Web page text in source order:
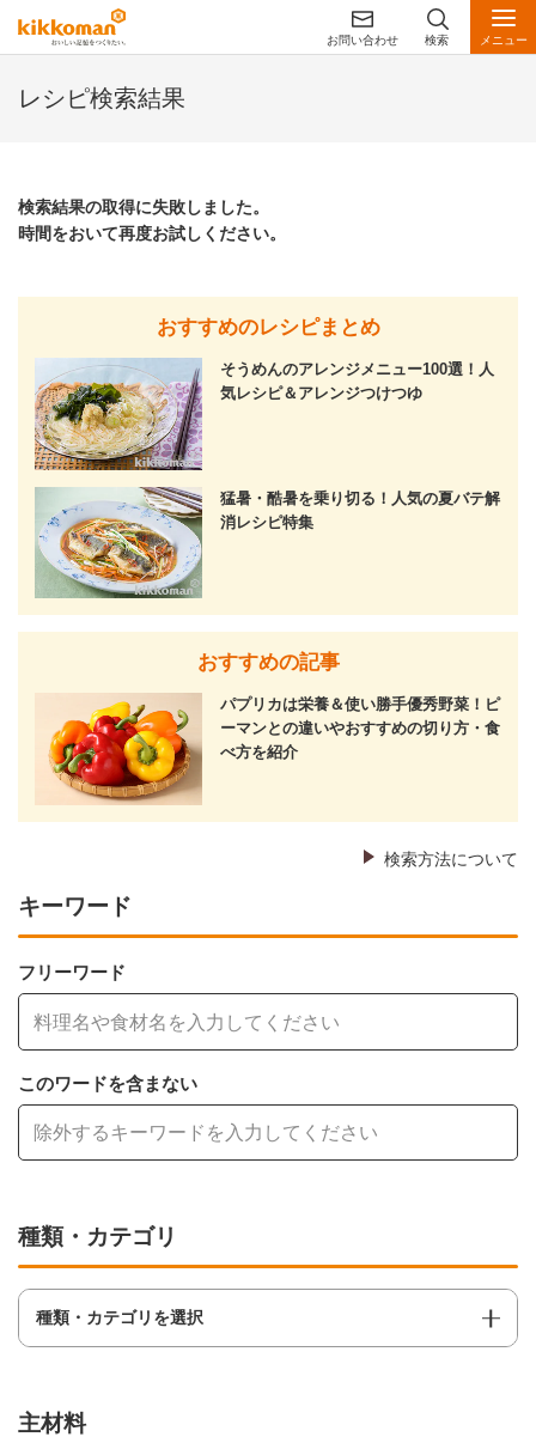
お問い合わせ 検索 メニュー
レシピ検索結果
検索結果の取得に失敗しました。
時間をおいて再度お試しください。
おすすめのレシピまとめ
そうめんのアレンジメニュー100選！人
気レシピ＆アレンジつけつゆ
猛暑・酷暑を乗り切る！人気の夏バテ解
消レシピ特集
おすすめの記事
パプリカは栄養＆使い勝手優秀野菜！ピ
ーマンとの違いやおすすめの切り方・食
べ方を紹介
検索方法について
キーワード
フリーワード
このワードを含まない
種類・カテゴリ
種類・カテゴリを選択
主材料